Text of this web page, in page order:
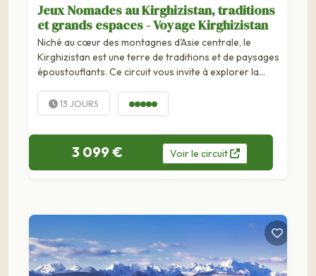
Jeux Nomades au Kirghizistan, traditions
et grands espaces - Voyage Kirghizistan
Niché au cœur des montagnes d'Asie centrale, le
Kirghizistan est une terre de traditions et de paysages
époustouflants. Ce circuit vous invite à explorer la
13 JOURS
3 099 € Voirle circuit